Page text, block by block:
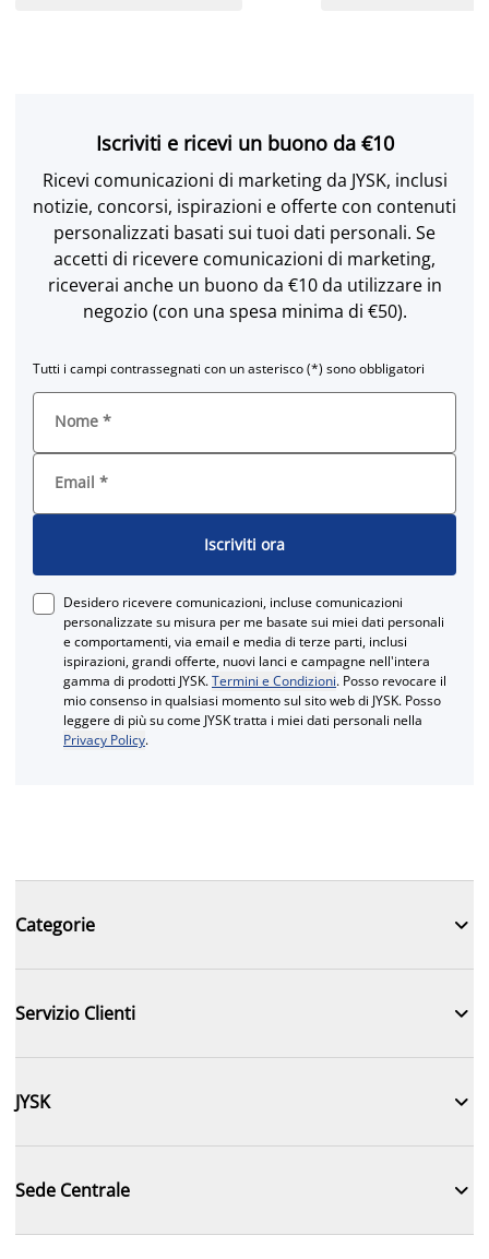
Iscriviti e ricevi un buono da €10
Ricevi comunicazioni di marketing da JYSK, inclusi
notizie, concorsi, ispirazioni e offerte con contenuti
personalizzati basati sui tuoi dati personali. Se
accetti di ricevere comunicazioni di marketing,
riceverai anche un buono da €10 da utilizzare in
negozio (con una spesa minima di €50).
Tutti i campi contrassegnati con un asterisco (*) sono obbligatori
Nome *
Email *
Iscriviti ora
Desidero ricevere comunicazioni, incluse comunicazioni
personalizzate su misura per me basate sui miei dati personali
e comportamenti, via email e media di terze parti, inclusi
ispirazioni, grandi offerte, nuovi lanci e campagne nell'intera
gamma di prodotti JYSK.Termini e Condizioni. Posso revocare il
mio consenso in qualsiasi momento sul sito web di JYSK. Posso
leggere di più su come JYSK tratta i miei dati personali nella
Privacy Policy.
Categorie 
Servizio Clienti 
JYSK 
Sede Centrale 